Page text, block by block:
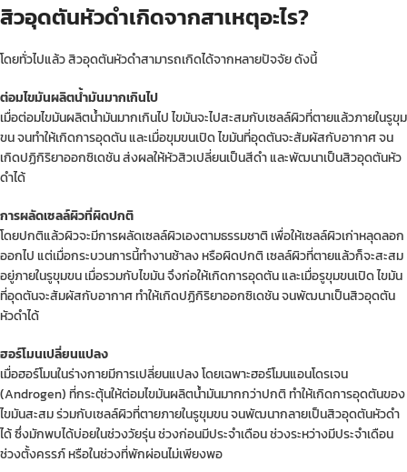
สิวอุดตันหัวดำเกิดจากสาเหตุอะไร?
โดยทั่วไปแล้ว สิวอุดตันหัวดำสามารถเกิดได้จากหลายปัจจัย ดังนี้
ต่อมไขมันผลิตน้ำมันมากเกินไป
เมื่อต่อมไขมันผลิตน้ำมันมากเกินไป ไขมันจะไปสะสมกับเซลล์ผิวที่ตายแล้วภายในรูขุม
ขน จนทำให้เกิดการอุดตัน และเมื่อขุมขนเปิด ไขมันที่อุดตันจะสัมผัสกับอากาศ จน
เกิดปฏิกิริยาออกซิเดชัน ส่งผลให้หัวสิวเปลี่ยนเป็นสีดำ และพัฒนาเป็นสิวอุดตันหัว
ดำได้
การผลัดเซลล์ผิวที่ผิดปกติ
โดยปกติแล้วผิวจะมีการผลัดเซลล์ผิวเองตามธรรมชาติ เพื่อให้เซลล์ผิวเก่าหลุดลอก
ออกไป แต่เมื่อกระบวนการนี้ทำงานช้าลง หรือผิดปกติ เซลล์ผิวที่ตายแล้วก็จะสะสม
อยู่ภายในรูขุมขน เมื่อรวมกับไขมัน จึงก่อให้เกิดการอุดตัน และเมื่อรูขุมขนเปิด ไขมัน
ที่อุดตันจะสัมผัสกับอากาศ ทำให้เกิดปฏิกิริยาออกซิเดชัน จนพัฒนาเป็นสิวอุดตัน
หัวดำได้
ฮอร์โมนเปลี่ยนแปลง
เมื่อฮอร์โมนในร่างกายมีการเปลี่ยนแปลง โดยเฉพาะฮอร์โมนแอนโดรเจน
(Androgen) ที่กระตุ้นให้ต่อมไขมันผลิตน้ำมันมากกว่าปกติ ทำให้เกิดการอุดตันของ
ไขมันสะสม ร่วมกับเซลล์ผิวที่ตายภายในรูขุมขน จนพัฒนากลายเป็นสิวอุดตันหัวดำ
ได้ ซึ่งมักพบได้บ่อยในช่วงวัยรุ่น ช่วงก่อนมีประจำเดือน ช่วงระหว่างมีประจำเดือน
ช่วงตั้งครรภ์ หรือในช่วงที่พักผ่อนไม่เพียงพอ